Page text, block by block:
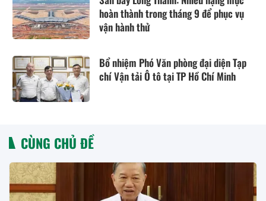
hoàn thành trong tháng 9 để phục vụ
vận hành thử
Bổ nhiệm Phó Văn phòng đại diện Tạp
chí Vận tải Ô tô tại TP Hồ Chí Minh
CÙNG CHỦ ĐỀ